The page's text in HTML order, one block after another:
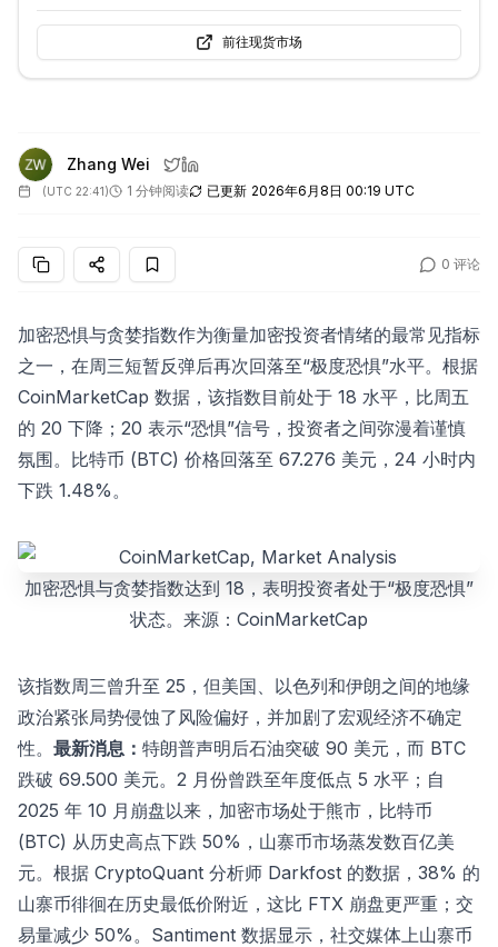
前往现货市场
Zhang Wei
(UTC 22:41) 1 分钟阅读 已更新 2026年6月8日 00:19 UTC
0 评论
加密恐惧与贪婪指数作为衡量加密投资者情绪的最常见指标
之一，在周三短暂反弹后再次回落至“极度恐惧”水平。根据
CoinMarketCap 数据，该指数目前处于 18 水平，比周五
的 20 下降；20 表示“恐惧”信号，投资者之间弥漫着谨慎
氛围。比特币 (BTC) 价格回落至 67.276 美元，24 小时内
下跌 1.48%。
加密恐惧与贪婪指数达到 18，表明投资者处于“极度恐惧”
状态。来源：CoinMarketCap
该指数周三曾升至 25，但美国、以色列和伊朗之间的地缘
政治紧张局势侵蚀了风险偏好，并加剧了宏观经济不确定
性。 最新消息： 特朗普声明后石油突破 90 美元，而 BTC
跌破 69.500 美元。2 月份曾跌至年度低点 5 水平；自
2025 年 10 月崩盘以来，加密市场处于熊市，比特币
(BTC) 从历史高点下跌 50%，山寨币市场蒸发数百亿美
元。根据 CryptoQuant 分析师 Darkfost 的数据，38% 的
山寨币徘徊在历史最低价附近，这比 FTX 崩盘更严重；交
易量减少 50%。Santiment 数据显示，社交媒体上山寨币